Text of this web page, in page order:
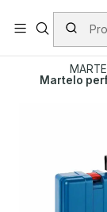
PORTES
Início
Martelo